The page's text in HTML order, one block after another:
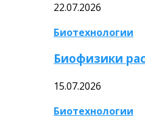
22.07.2026
Биотехнологии
Биофизики
15.07.2026
Биотехнологии